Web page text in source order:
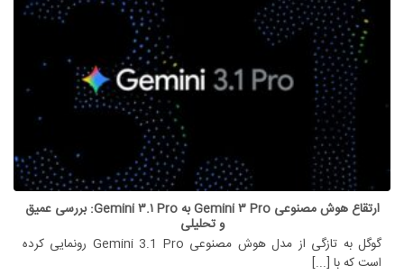
ارتقاع هوش مصنوعی Gemini ۳ Pro به Gemini ۳.۱ Pro: بررسی عمیق
و تحلیلی
گوگل به تازگی از مدل هوش مصنوعی Gemini 3.1 Pro رونمایی کرده
است که با [...]